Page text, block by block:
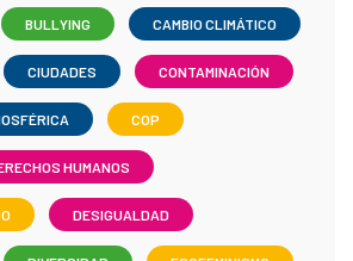
BULLYING CAMBIO CLIMÁTICO
CIUDADES CONTAMINACIÓN
COP
HUMANOS
DESIGUALDAD